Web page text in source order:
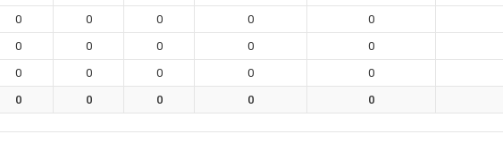
0 0 0 0 0
0 0 0 0 0
0 0 0 0 0
0 0 0 0 0